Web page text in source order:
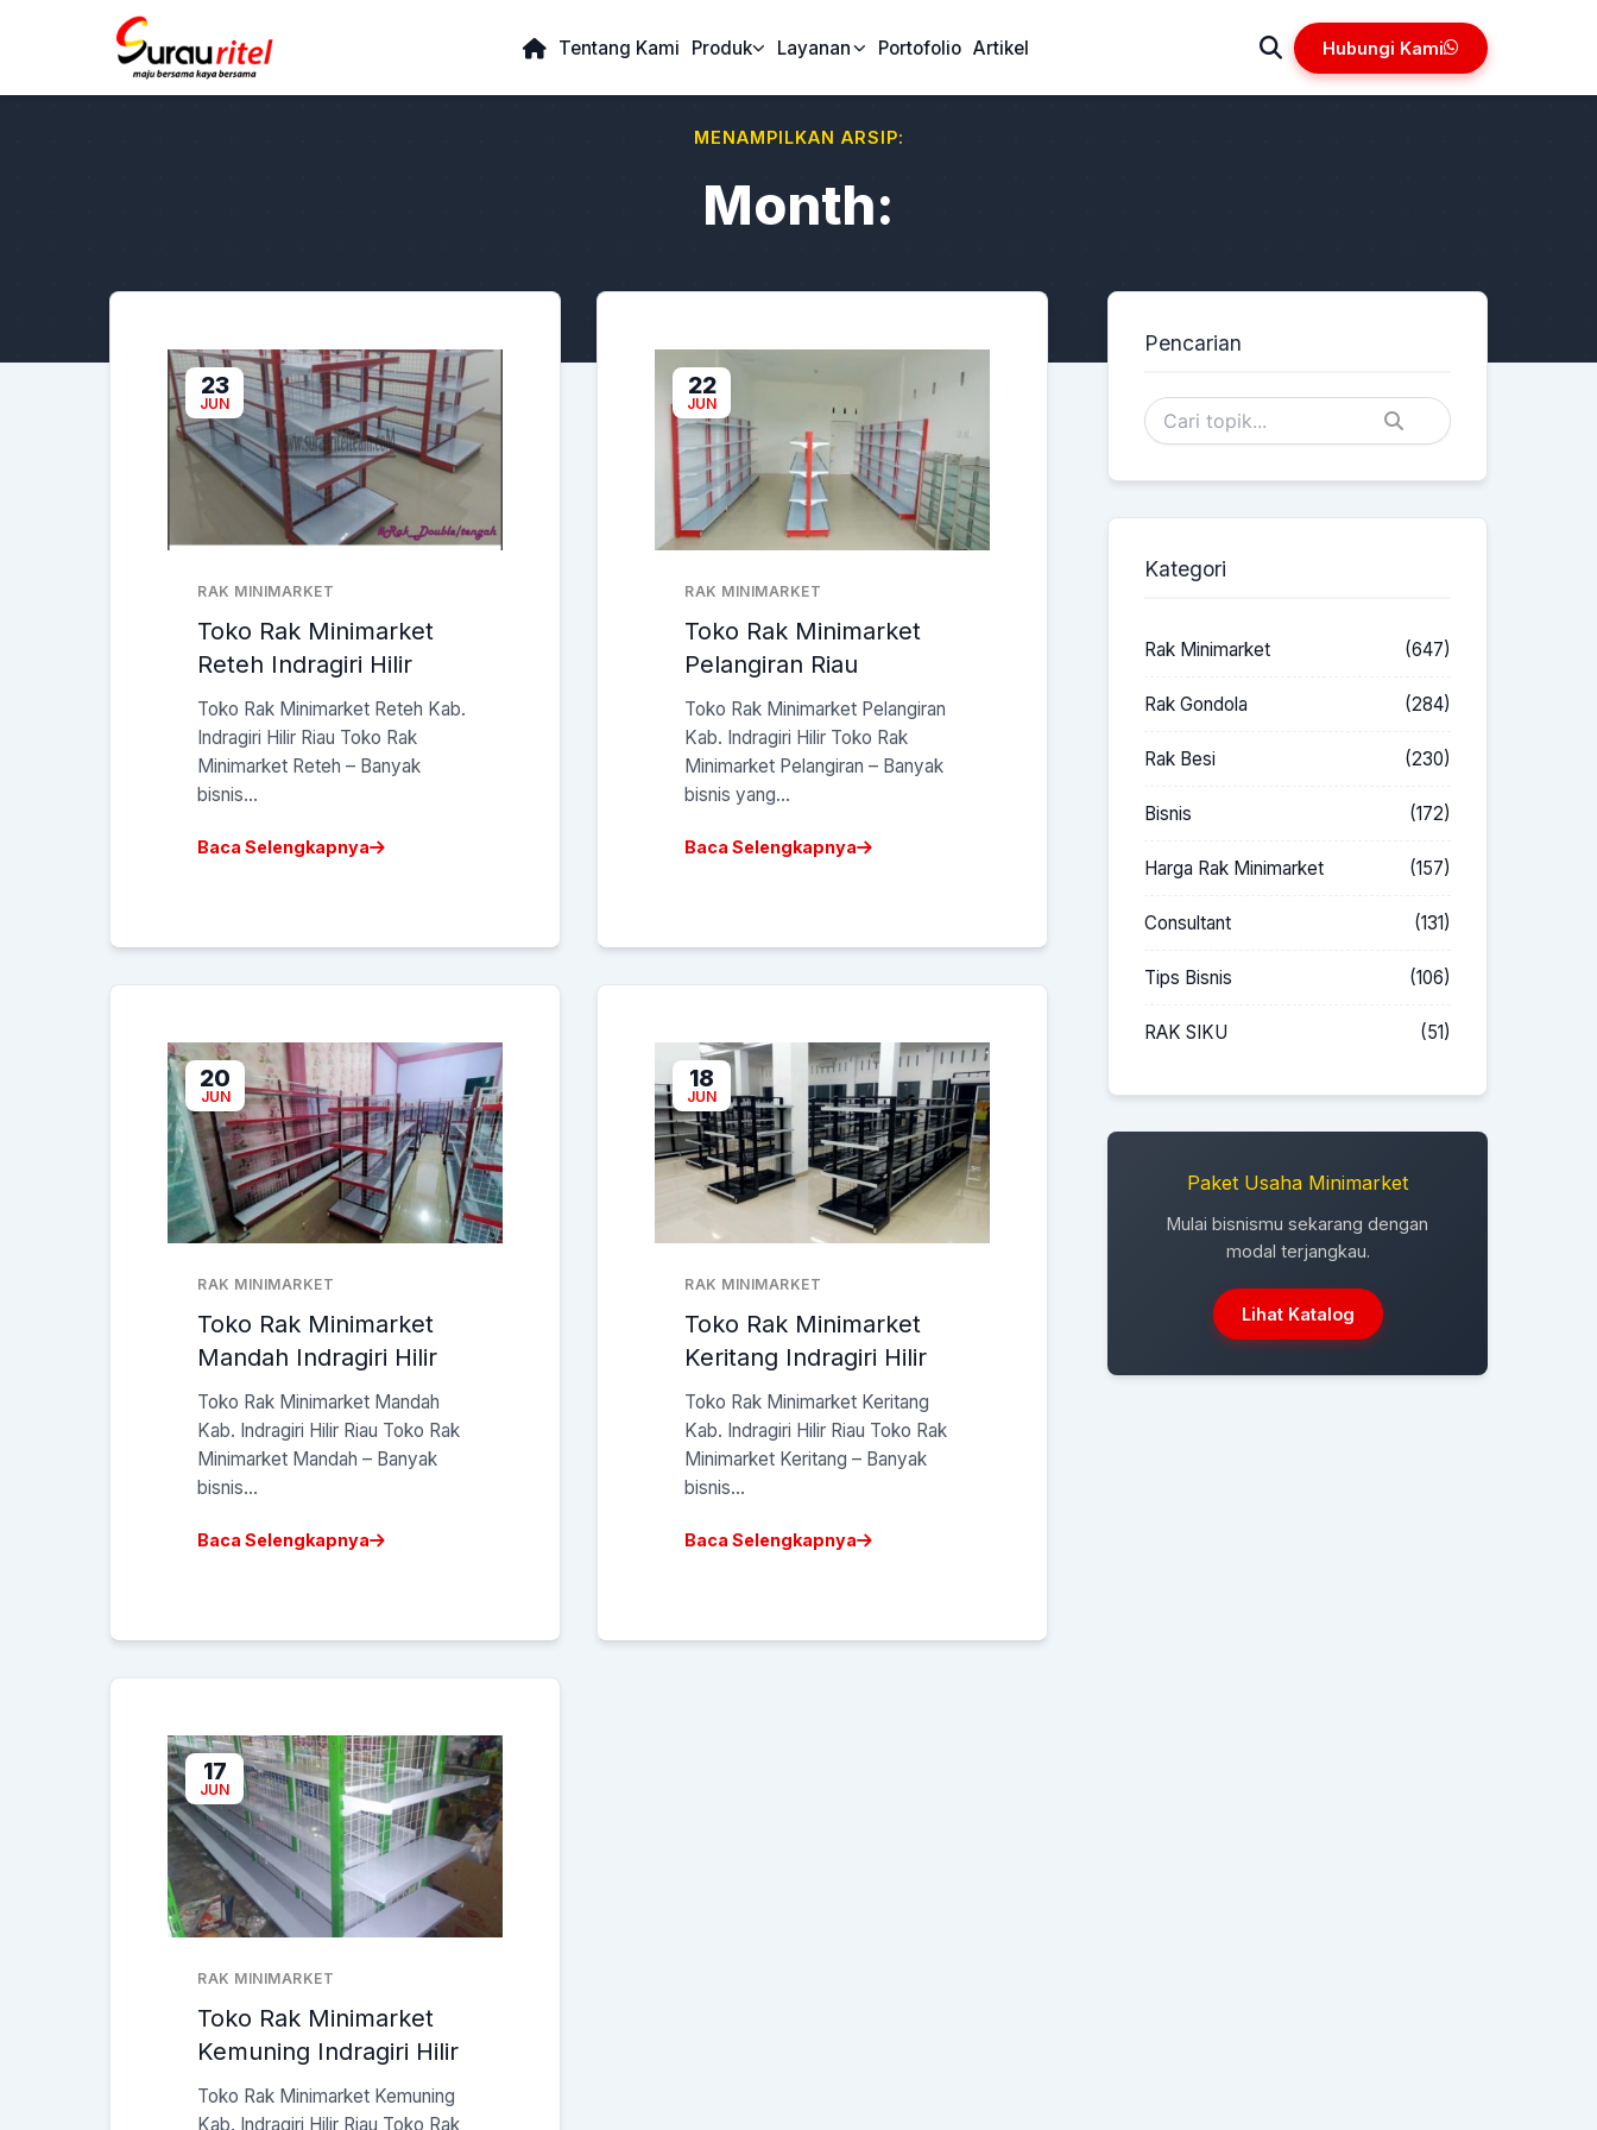
Tentang Kami Produk Layanan Portofolio Artikel Hubungi Kami
MENAMPILKAN ARSIP:
Month:
23
JUN
RAK MINIMARKET
Toko Rak Minimarket
Reteh Indragiri Hilir
Toko Rak Minimarket Reteh Kab.
Indragiri Hilir Riau Toko Rak
Minimarket Reteh – Banyak
bisnis...
Baca Selengkapnya
22
JUN
RAK MINIMARKET
Toko Rak Minimarket
Pelangiran Riau
Toko Rak Minimarket Pelangiran
Kab. Indragiri Hilir Toko Rak
Minimarket Pelangiran – Banyak
bisnis yang...
Baca Selengkapnya
20
JUN
RAK MINIMARKET
Toko Rak Minimarket
Mandah Indragiri Hilir
Toko Rak Minimarket Mandah
Kab. Indragiri Hilir Riau Toko Rak
Minimarket Mandah – Banyak
bisnis...
Baca Selengkapnya
18
JUN
RAK MINIMARKET
Toko Rak Minimarket
Keritang Indragiri Hilir
Toko Rak Minimarket Keritang
Kab. Indragiri Hilir Riau Toko Rak
Minimarket Keritang – Banyak
bisnis...
Baca Selengkapnya
17
JUN
RAK MINIMARKET
Toko Rak Minimarket
Kemuning Indragiri Hilir
Toko Rak Minimarket Kemuning
Kab. Indragiri Hilir Riau Toko Rak
Pencarian
Kategori
Rak Minimarket (647)
Rak Gondola (284)
Rak Besi (230)
Bisnis (172)
Harga Rak Minimarket (157)
Consultant (131)
Tips Bisnis (106)
RAK SIKU (51)
Paket Usaha Minimarket
Mulai bisnismu sekarang dengan
modal terjangkau.
Lihat Katalog